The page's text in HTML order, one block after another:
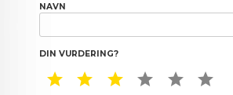
NAVN
DIN VURDERING?
1 STAR2 STAR3 STAR4 STAR5 STAR